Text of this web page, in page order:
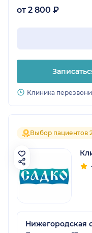
от 2 800 ₽
Клиника
Выбор пациентов
Нижегородская